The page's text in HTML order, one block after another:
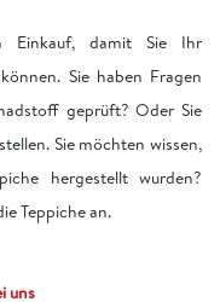
damit Sie Ihr
Sie haben Fragen
geprüft? Oder Sie
Sie möchten wissen,
hergestellt wurden?
Teppiche an.
uns